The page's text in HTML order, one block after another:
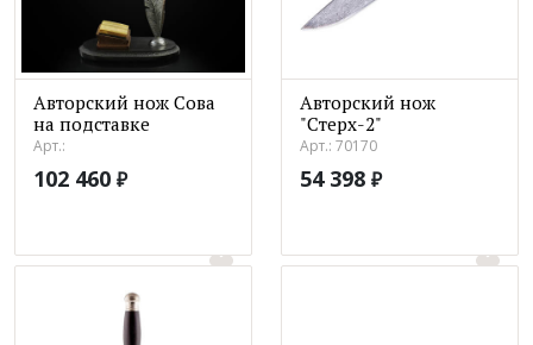
Авторский нож Сова
на подставке
Арт.:
102 460 ₽
Авторский нож
"Стерх-2"
Арт.: 70170
54 398 ₽